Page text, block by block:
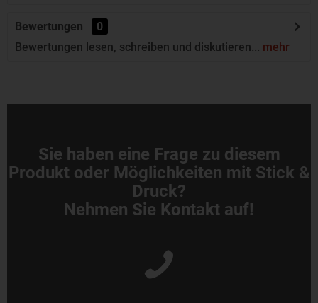
Bewertungen
0
Bewertungen lesen, schreiben und diskutieren... mehr
Sie haben eine Frage zu diesem
Produkt oder Möglichkeiten mit Stick &
Druck?
Nehmen Sie Kontakt auf!